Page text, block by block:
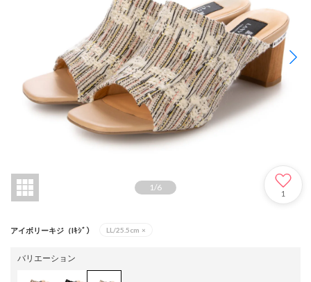
1/6
1
アイボリーキジ（Iｷｼﾞ） LL/25.5cm ×
バリエーション